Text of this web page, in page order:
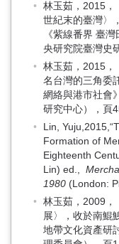
林玉茹，2015，
世紀末的臺灣〉
《紫線番界 臺
央研究院臺灣史
林玉茹，2015，
名台灣的三角委
網絡與港市社會
研究中心），頁
Lin,
Formation of
Eighteenth
Lin) ed.,
1980 (London:
林玉茹，2009，
展〉，收於南鯤
地帶文化資產研